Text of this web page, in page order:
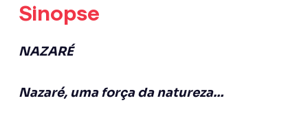
Sinopse
NAZARÉ
Nazaré, uma força da natureza…